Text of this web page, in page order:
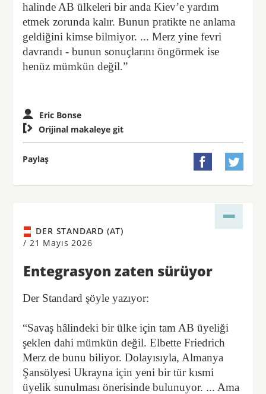
halinde AB ülkeleri bir anda Kiev’e yardım
etmek zorunda kalır. Bunun pratikte ne anlama
geldiğini kimse bilmiyor. ... Merz yine fevri
davrandı - bunun sonuçlarını öngörmek ise
henüz mümkün değil.”
Eric Bonse
 Orijinal makaleye git
Paylaş  
DER STANDARD (AT)
/ 21 Mayıs 2026
Entegrasyon zaten sürüyor
Der Standard şöyle yazıyor:
“Savaş hâlindeki bir ülke için tam AB üyeliği
şeklen dahi mümkün değil. Elbette Friedrich
Merz de bunu biliyor. Dolayısıyla, Almanya
Şansölyesi Ukrayna için yeni bir tür kısmi
üyelik sunulması önerisinde bulunuyor. ... Ama